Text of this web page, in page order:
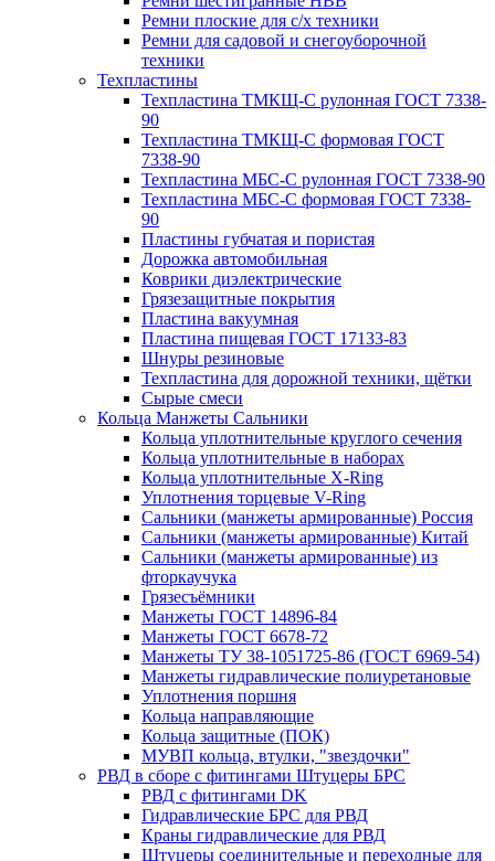
Ремни плоские для с/х техники
Ремни для садовой и снегоуборочной
техники
Техпластины
Техпластина ТМКЩ-С рулонная ГОСТ 7338-
90
Техпластина ТМКЩ-С формовая ГОСТ
7338-90
Техпластина МБС-С рулонная ГОСТ 7338-90
Техпластина МБС-С формовая ГОСТ 7338-
90
Пластины губчатая и пористая
Дорожка автомобильная
Коврики диэлектрические
Грязезащитные покрытия
Пластина вакуумная
Пластина пищевая ГОСТ 17133-83
Шнуры резиновые
Техпластина для дорожной техники, щётки
Сырые смеси
Кольца Манжеты Сальники
Кольца уплотнительные круглого сечения
Кольца уплотнительные в наборах
Кольца уплотнительные Х-Ring
Уплотнения торцевые V-Ring
Сальники (манжеты армированные) Россия
Сальники (манжеты армированные) Китай
Сальники (манжеты армированные) из
фторкаучука
Грязесъёмники
Манжеты ГОСТ 14896-84
Манжеты ГОСТ 6678-72
Манжеты ТУ 38-1051725-86 (ГОСТ 6969-54)
Манжеты гидравлические полиуретановые
Уплотнения поршня
Кольца направляющие
Кольца защитные (ПОК)
МУВП кольца, втулки, "звездочки"
РВД в сборе с фитингами Штуцеры БРС
РВД с фитингами DK
Гидравлические БРС для РВД
Краны гидравлические для РВД
Штуцеры соединительные и переходные для